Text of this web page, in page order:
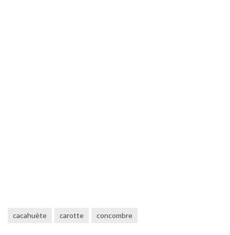
cacahuète carotte concombre